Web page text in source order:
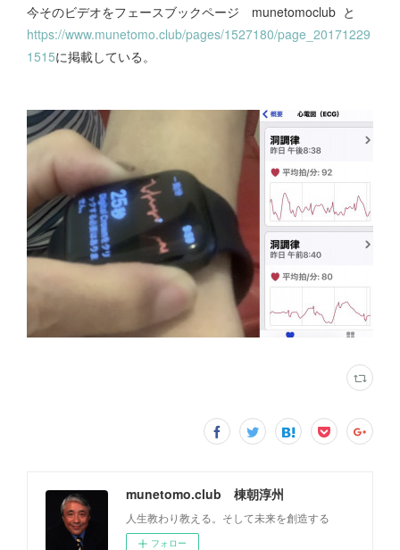
今そのビデオをフェースブックページ munetomoclub と
https://www.munetomo.club/pages/1527180/page_20171229
1515に掲載している。
munetomo.club 棟朝淳州
人生教わり教える。そして未来を創造する
フォロー